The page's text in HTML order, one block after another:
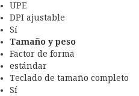
UPE
DPI ajustable
Sí
Tamaño y peso
Factor de forma
estándar
Teclado de tamaño completo
Sí